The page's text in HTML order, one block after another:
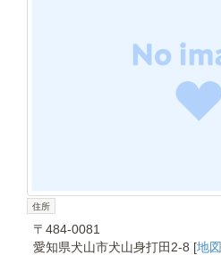
住所
〒484-0081
愛知県犬山市犬山身打田2-8 [地図